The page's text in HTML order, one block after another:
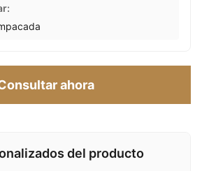
ahora
del producto